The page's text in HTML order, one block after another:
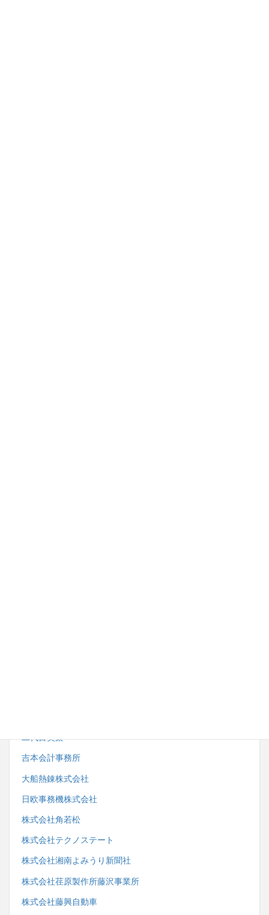
二代目笑楽
吉本会計事務所
大船熱錬株式会社
日欧事務機株式会社
株式会社角若松
株式会社テクノステート
株式会社湘南よみうり新聞社
株式会社荏原製作所藤沢事業所
株式会社藤興自動車